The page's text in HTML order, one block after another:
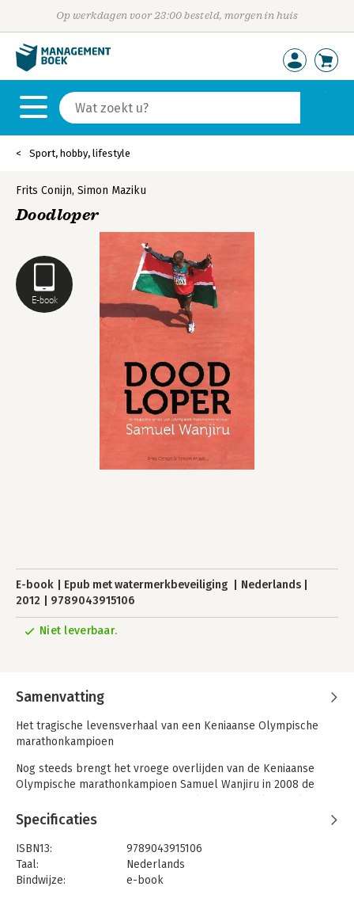
Op werkdagen voor 23:00 besteld, morgen in huis
Sport, hobby, lifestyle
E-book
Frits Conijn, Simon Maziku
Doodloper
E-book Epub met watermerkbeveiliging
Nederlands
2012
9789043915106
Niet leverbaar.
Samenvatting
Het tragische levensverhaal van een Keniaanse Olympische
marathonkampioen
Nog steeds brengt het vroege overlijden van de Keniaanse
Olympische marathonkampioen Samuel Wanjiru in 2008 de
levensverhaal van deze atleet en gaat over uitzonderlijk talent,
armoede, hekserij, vernedering, samenzweringen en de
keerzijde van roem. De conclusie over de omstandigheden
rond Wanjiru's dood is schokkend.
Specificaties
ISBN13:
9789043915106
Taal:
Nederlands
Bindwijze:
e-book